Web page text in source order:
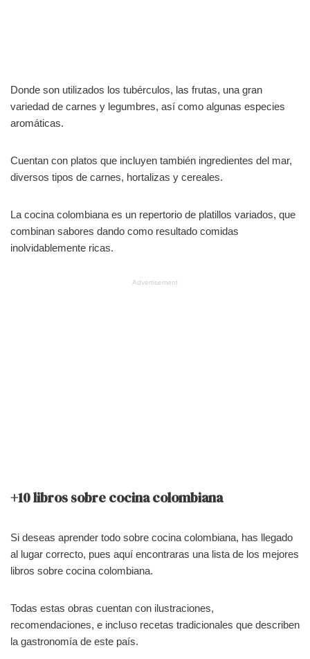
Donde son utilizados los tubérculos, las frutas, una gran
variedad de carnes y legumbres, así como algunas especies
aromáticas.
Cuentan con platos que incluyen también ingredientes del mar,
diversos tipos de carnes, hortalizas y cereales.
La cocina colombiana es un repertorio de platillos variados, que
combinan sabores dando como resultado comidas
inolvidablemente ricas.
Advertisement
+10 libros sobre cocina colombiana
Si deseas aprender todo sobre cocina colombiana, has llegado
al lugar correcto, pues aquí encontraras una lista de los mejores
libros sobre cocina colombiana.
Todas estas obras cuentan con ilustraciones,
recomendaciones, e incluso recetas tradicionales que describen
la gastronomía de este país.